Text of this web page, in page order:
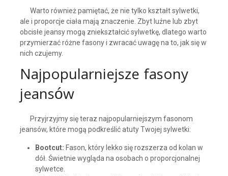
Warto również pamiętać, że nie tylko kształt sylwetki,
ale i proporcje ciała mają znaczenie. Zbyt luźne lub zbyt
obcisłe jeansy mogą zniekształcić sylwetkę, dlatego warto
przymierzać różne fasony i zwracać uwagę na to, jak się w
nich czujemy.
Najpopularniejsze fasony
jeansów
Przyjrzyjmy się teraz najpopularniejszym fasonom
jeansów, które mogą podkreślić atuty Twojej sylwetki:
Bootcut: Fason, który lekko się rozszerza od kolan w
dół. Świetnie wygląda na osobach o proporcjonalnej
sylwetce.